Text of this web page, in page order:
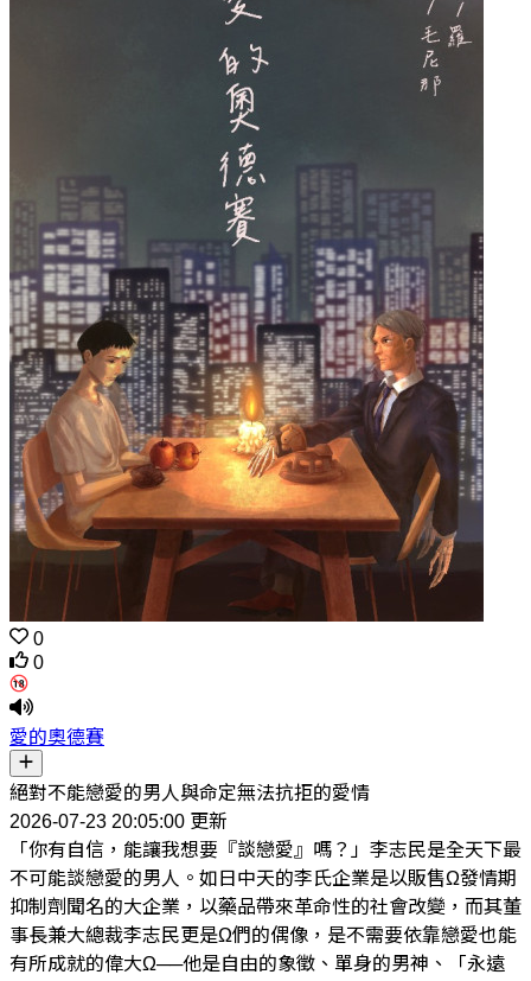
0
0
愛的奧德賽
絕對不能戀愛的男人與命定無法抗拒的愛情
2026-07-23 20:05:00 更新
「你有自信，能讓我想要『談戀愛』嗎？」李志民是全天下最
不可能談戀愛的男人。如日中天的李氏企業是以販售Ω發情期
抑制劑聞名的大企業，以藥品帶來革命性的社會改變，而其董
事長兼大總裁李志民更是Ω們的偶像，是不需要依靠戀愛也能
有所成就的偉大Ω──他是自由的象徵、單身的男神、「永遠